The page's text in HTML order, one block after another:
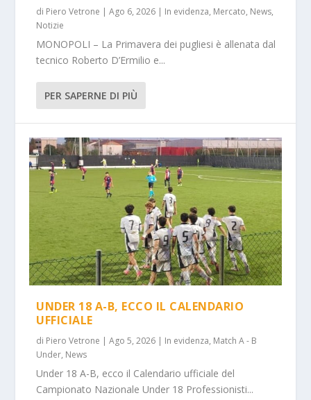
di Piero Vetrone |Ago 6, 2026 | In evidenza, Mercato, News,
Notizie
MONOPOLI – La Primavera dei pugliesi è allenata dal
tecnico Roberto D’Ermilio e...
PER SAPERNE DI PIÙ
UNDER 18 A-B, ECCO IL CALENDARIO
UFFICIALE
di Piero Vetrone |Ago 5, 2026 | In evidenza, Match A - B
Under, News
Under 18 A-B, ecco il Calendario ufficiale del
Campionato Nazionale Under 18 Professionisti...